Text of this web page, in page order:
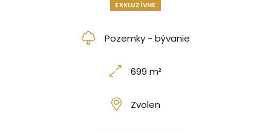
EXKLUZÍVNE
Pozemky - bývanie
699 m²
Zvolen